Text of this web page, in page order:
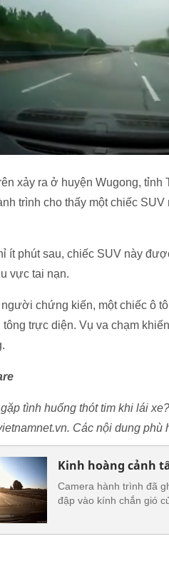
xảy ra ở huyện Wugong,
trình cho thấy một chiếc SUV
ít phút sau, chiếc SUV này
vực tai nạn.
chứng kiến, một chiếc ô
trực diện. Vụ va chạm
tình huống thót tim khi lái
Các nội dung
Kinh hoàng cảnh
Camera hành trình đã
đập vào kính chắn gió